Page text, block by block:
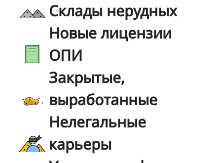
Склады нерудных
Новые лицензии
ОПИ
Закрытые,
выработанные
Нелегальные
карьеры